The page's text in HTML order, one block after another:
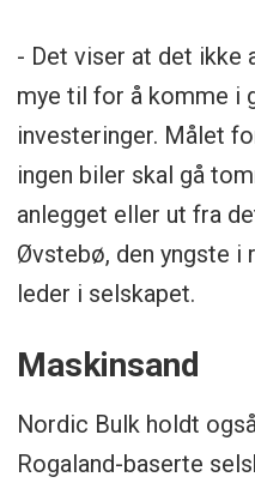
- Det viser at det ikke
mye til for å komme i
investeringer. Målet
ingen biler skal gå
anlegget eller ut fra
Øvstebø, den yngste i
leder i selskapet.
Maskinsand
Nordic Bulk holdt
Rogaland-baserte